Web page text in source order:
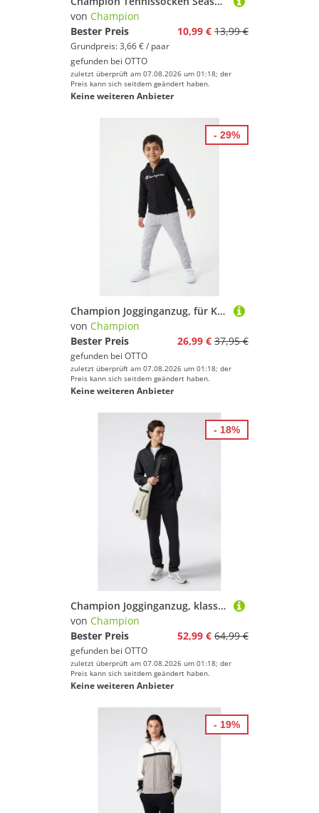
von Champion
Bester Preis
10,99 € 13,99 €
Grundpreis: 3,66 € / paar
gefunden bei OTTO
zuletzt überprüft am 07.08.2026 um 01:18; der
Preis kann sich seitdem geändert haben.
Keine weiteren Anbieter
Champion Jogginganzug, für Kinder, mit Kapuze, aus Baumwolle und Polyester
von Champion
Bester Preis
26,99 € 37,95 €
gefunden bei OTTO
zuletzt überprüft am 07.08.2026 um 01:18; der
Preis kann sich seitdem geändert haben.
Keine weiteren Anbieter
- 29%
Champion Jogginganzug, klassischer Zweiteiler, aus Baumwolle und Polyester
von Champion
Bester Preis
52,99 € 64,99 €
gefunden bei OTTO
zuletzt überprüft am 07.08.2026 um 01:18; der
Preis kann sich seitdem geändert haben.
Keine weiteren Anbieter
- 18%
- 19%